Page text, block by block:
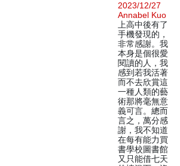
2023/12/27
Annabel Kuo
上高中後有了
手機發現的，
非常感謝。我
本身是個很愛
閱讀的人，我
感到若我活著
而不去欣賞這
一種人類的藝
術那將毫無意
義可言。總而
言之，萬分感
謝，我不知道
在每有能力買
書學校圖書館
又只能借七天